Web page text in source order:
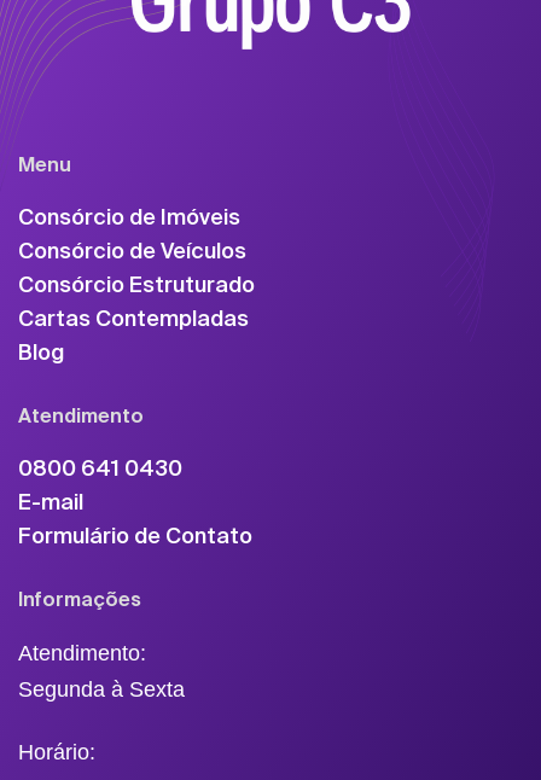
Menu
Consórcio de Imóveis
Consórcio de Veículos
Consórcio Estruturado
Cartas Contempladas
Blog
Atendimento
0800 641 0430
E-mail
Formulário de Contato
Informações
Atendimento:
Segunda à Sexta
Horário: